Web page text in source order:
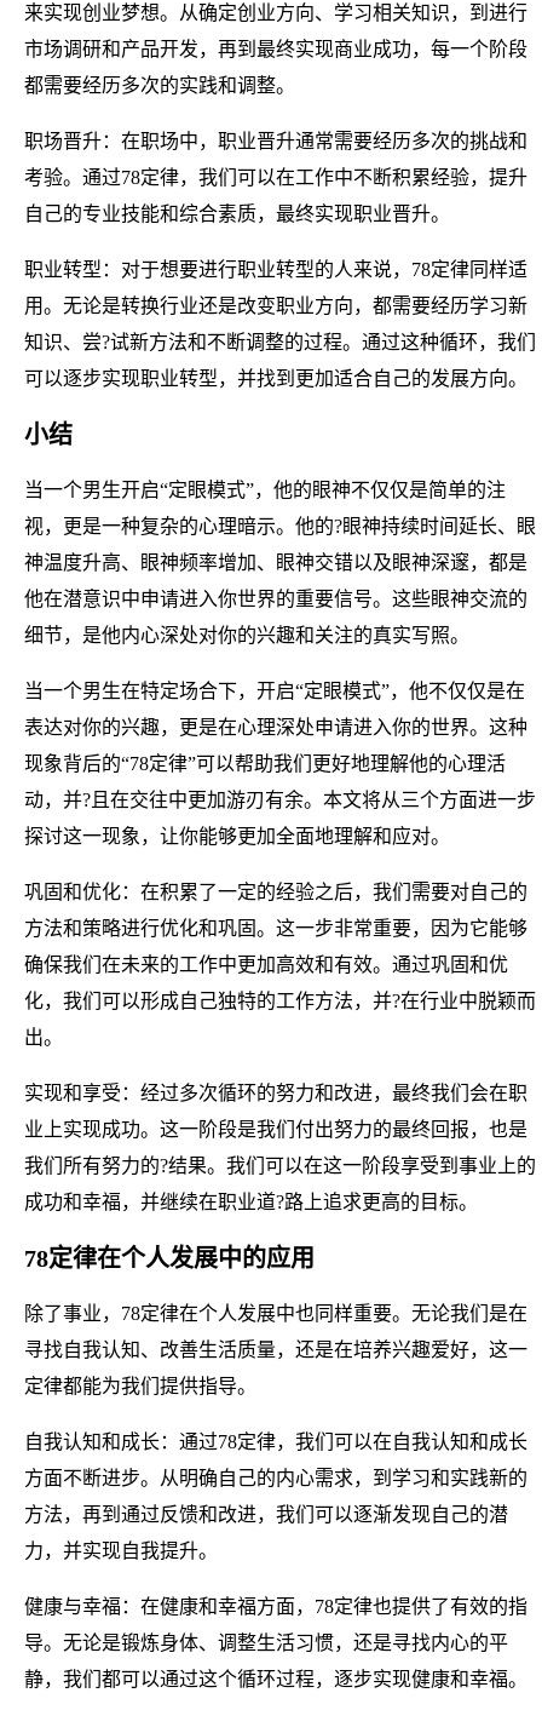
来实现创业梦想。从确定创业方向、学习相关知识，到进行
市场调研和产品开发，再到最终实现商业成功，每一个阶段
都需要经历多次的实践和调整。
职场晋升：在职场中，职业晋升通常需要经历多次的挑战和
考验。通过78定律，我们可以在工作中不断积累经验，提升
自己的专业技能和综合素质，最终实现职业晋升。
职业转型：对于想要进行职业转型的人来说，78定律同样适
用。无论是转换行业还是改变职业方向，都需要经历学习新
知识、尝?试新方法和不断调整的过程。通过这种循环，我们
可以逐步实现职业转型，并找到更加适合自己的发展方向。
小结
当一个男生开启“定眼模式”，他的眼神不仅仅是简单的注
视，更是一种复杂的心理暗示。他的?眼神持续时间延长、眼
神温度升高、眼神频率增加、眼神交错以及眼神深邃，都是
他在潜意识中申请进入你世界的重要信号。这些眼神交流的
细节，是他内心深处对你的兴趣和关注的真实写照。
当一个男生在特定场合下，开启“定眼模式”，他不仅仅是在
表达对你的兴趣，更是在心理深处申请进入你的世界。这种
现象背后的“78定律”可以帮助我们更好地理解他的心理活
动，并?且在交往中更加游刃有余。本文将从三个方面进一步
探讨这一现象，让你能够更加全面地理解和应对。
巩固和优化：在积累了一定的经验之后，我们需要对自己的
方法和策略进行优化和巩固。这一步非常重要，因为它能够
确保我们在未来的工作中更加高效和有效。通过巩固和优
化，我们可以形成自己独特的工作方法，并?在行业中脱颖而
出。
实现和享受：经过多次循环的努力和改进，最终我们会在职
业上实现成功。这一阶段是我们付出努力的最终回报，也是
我们所有努力的?结果。我们可以在这一阶段享受到事业上的
成功和幸福，并继续在职业道?路上追求更高的目标。
78定律在个人发展中的应用
除了事业，78定律在个人发展中也同样重要。无论我们是在
寻找自我认知、改善生活质量，还是在培养兴趣爱好，这一
定律都能为我们提供指导。
自我认知和成长：通过78定律，我们可以在自我认知和成长
方面不断进步。从明确自己的内心需求，到学习和实践新的
方法，再到通过反馈和改进，我们可以逐渐发现自己的潜
力，并实现自我提升。
健康与幸福：在健康和幸福方面，78定律也提供了有效的指
导。无论是锻炼身体、调整生活习惯，还是寻找内心的平
静，我们都可以通过这个循环过程，逐步实现健康和幸福。